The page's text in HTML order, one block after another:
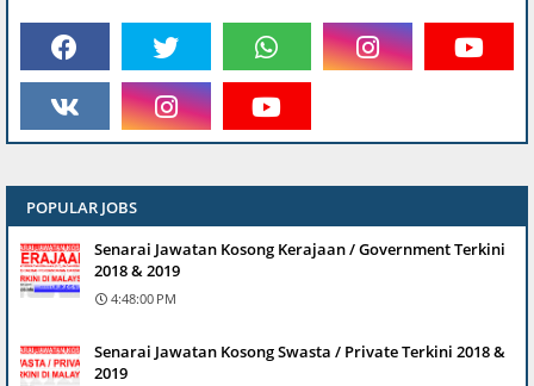
POPULAR JOBS
Senarai Jawatan Kosong Kerajaan / Government Terkini
2018 & 2019
4:48:00 PM
Senarai Jawatan Kosong Swasta / Private Terkini 2018 &
2019